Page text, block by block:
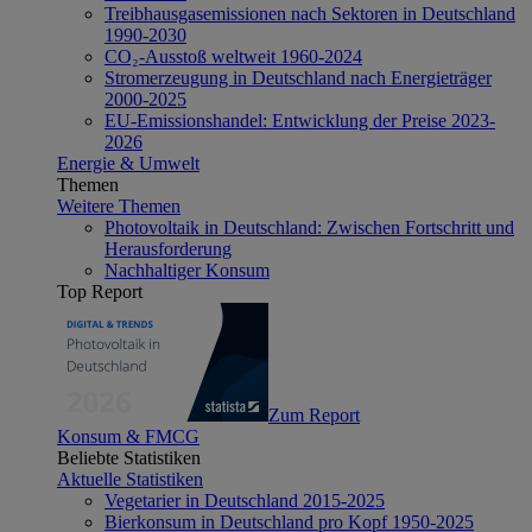
Treibhausgasemissionen nach Sektoren in Deutschland
1990-2030
CO₂-Ausstoß weltweit 1960-2024
Stromerzeugung in Deutschland nach Energieträger
2000-2025
EU-Emissionshandel: Entwicklung der Preise 2023-
2026
Energie & Umwelt
Themen
Weitere Themen
Photovoltaik in Deutschland: Zwischen Fortschritt und
Herausforderung
Nachhaltiger Konsum
Top Report
Zum Report
Konsum & FMCG
Beliebte Statistiken
Aktuelle Statistiken
Vegetarier in Deutschland 2015-2025
Bierkonsum in Deutschland pro Kopf 1950-2025